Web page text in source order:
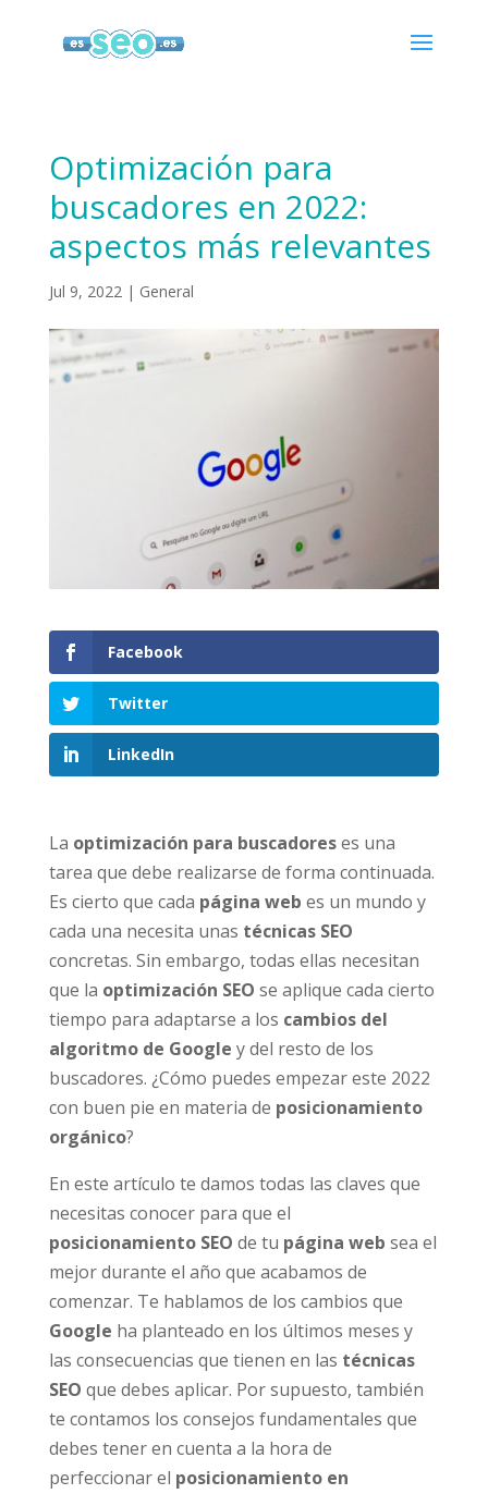
Optimización para
buscadores en 2022:
aspectos más relevantes
Jul 9, 2022| General
Facebook
Twitter
LinkedIn
La optimización para buscadoreses una
tarea que debe realizarse de forma continuada.
Es cierto que cada página web es un mundo y
cada una necesita unas técnicas SEO
concretas. Sin embargo, todas ellas necesitan
que la optimización SEO se aplique cada cierto
tiempo para adaptarse a los cambios del
algoritmo de Google y del resto de los
buscadores. ¿Cómo puedes empezar este 2022
con buen pie en materia de posicionamiento
orgánico?
En este artículo te damos todas las claves que
necesitas conocer para que el
posicionamiento SEO de tu página web sea el
mejor durante el año que acabamos de
comenzar. Te hablamos de los cambios que
Google ha planteado en los últimos meses y
las consecuencias que tienen en las técnicas
SEO que debes aplicar. Por supuesto, también
te contamos los consejos fundamentales que
debes tener en cuenta a la hora de
perfeccionar el posicionamiento en